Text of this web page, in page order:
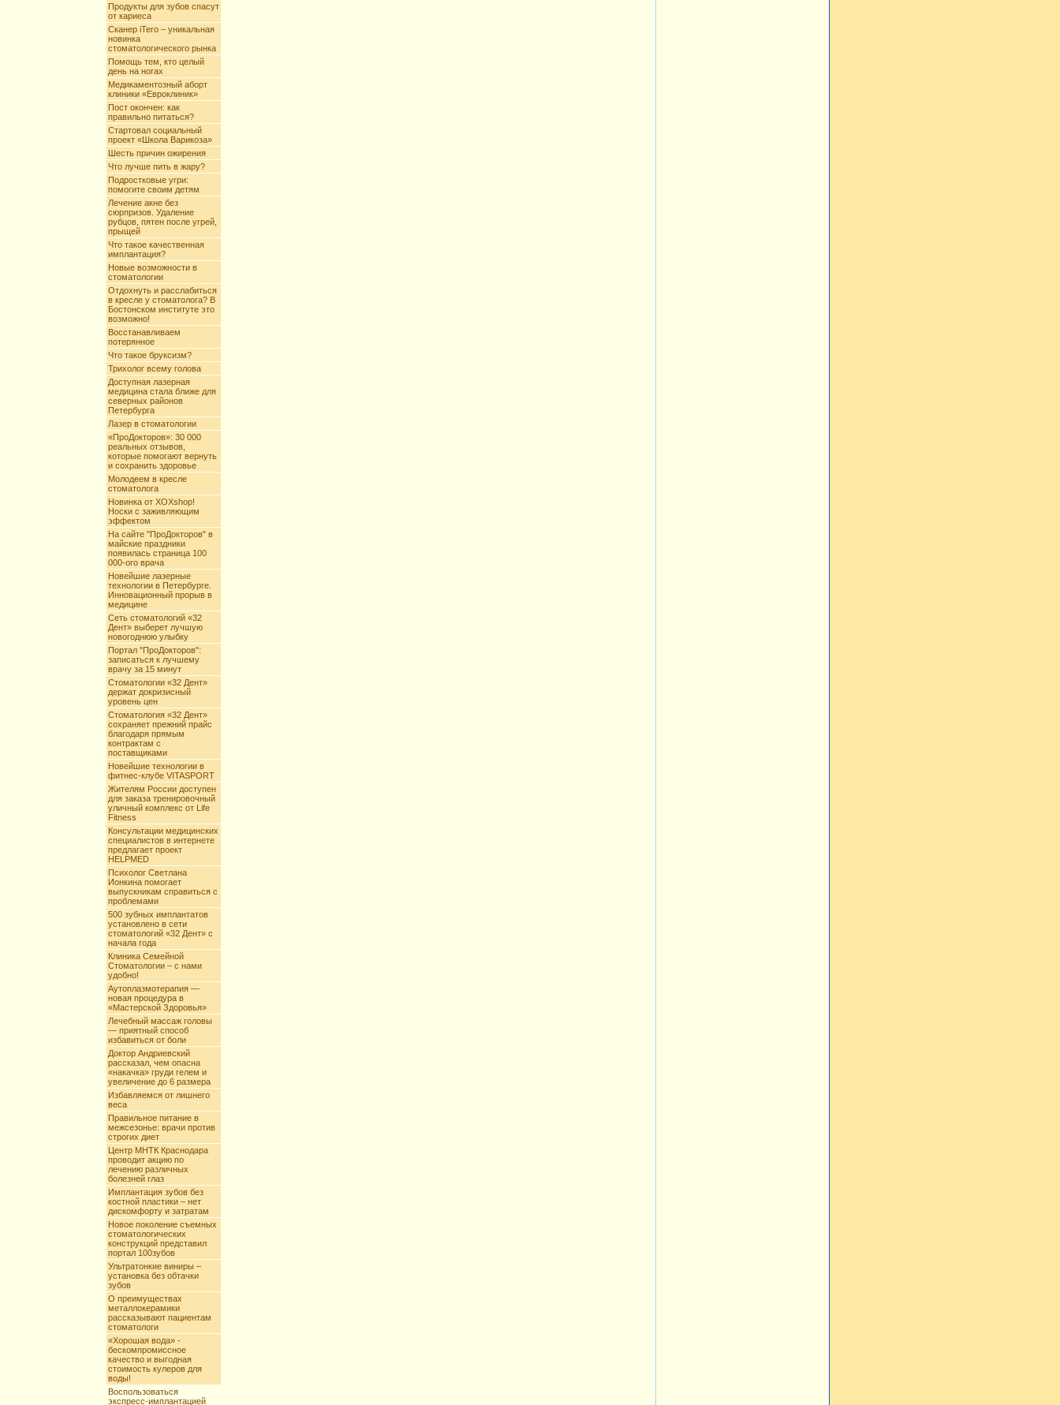
Продукты для зубов спасут
от кариеса
Сканер iTero – уникальная
новинка
стоматологического рынка
Помощь тем, кто целый
день на ногах
Медикаментозный аборт
клиники «Евроклиник»
Пост окончен: как
правильно питаться?
Стартовал социальный
проект «Школа Варикоза»
Шесть причин ожирения
Что лучше пить в жару?
Подростковые угри:
помогите своим детям
Лечение акне без
сюрпризов. Удаление
рубцов, пятен после угрей,
прыщей
Что такое качественная
имплантация?
Новые возможности в
стоматологии
Отдохнуть и расслабиться
в кресле у стоматолога? В
Бостонском институте это
возможно!
Восстанавливаем
потерянное
Что такое бруксизм?
Трихолог всему голова
Доступная лазерная
медицина стала ближе для
северных районов
Петербурга
Лазер в стоматологии
«ПроДокторов»: 30 000
реальных отзывов,
которые помогают вернуть
и сохранить здоровье
Молодеем в кресле
стоматолога
Новинка от XOXshop!
Носки с заживляющим
эффектом
На сайте "ПроДокторов" в
майские праздники
появилась страница 100
000-ого врача
Новейшие лазерные
технологии в Петербурге.
Инновационный прорыв в
медицине
Сеть стоматологий «32
Дент» выберет лучшую
новогоднюю улыбку
Портал "ПроДокторов":
записаться к лучшему
врачу за 15 минут
Стоматологии «32 Дент»
держат докризисный
уровень цен
Стоматология «32 Дент»
сохраняет прежний прайс
благодаря прямым
контрактам с
поставщиками
Новейшие технологии в
фитнес-клубе VITASPORT
Жителям России доступен
для заказа тренировочный
уличный комплекс от Life
Fitness
Консультации медицинских
специалистов в интернете
предлагает проект
HELPMED
Психолог Светлана
Ионкина помогает
выпускникам справиться с
проблемами
500 зубных имплантатов
установлено в сети
стоматологий «32 Дент» с
начала года
Клиника Семейной
Стоматологии – с нами
удобно!
Аутоплазмотерапия —
новая процедура в
«Мастерской Здоровья»
Лечебный массаж головы
— приятный способ
избавиться от боли
Доктор Андриевский
рассказал, чем опасна
«накачка» груди гелем и
увеличение до 6 размера
Избавляемся от лишнего
веса
Правильное питание в
межсезонье: врачи против
строгих диет
Центр МНТК Краснодара
проводит акцию по
лечению различных
болезней глаз
Имплантация зубов без
костной пластики – нет
дискомфорту и затратам
Новое поколение съемных
стоматологических
конструкций представил
портал 100зубов
Ультратонкие виниры –
установка без обтачки
зубов
О преимуществах
металлокерамики
рассказывают пациентам
стоматологи
«Хорошая вода» -
бескомпромиссное
качество и выгодная
стоимость кулеров для
воды!
Воспользоваться
экспресс-имплантацией